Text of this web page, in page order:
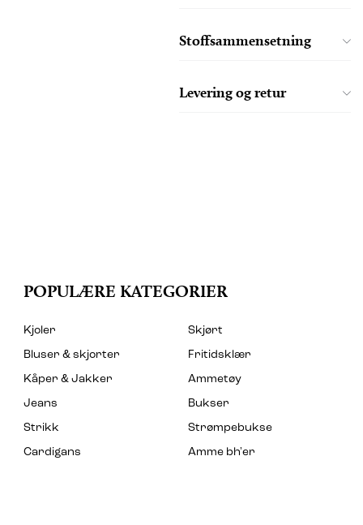
Stoffsammensetning
Levering og retur
POPULÆRE KATEGORIER
Kjoler
Skjørt
Bluser & skjorter
Fritidsklær
Kåper & Jakker
Ammetøy
Jeans
Bukser
Strikk
Strømpebukse
Cardigans
Amme bh'er